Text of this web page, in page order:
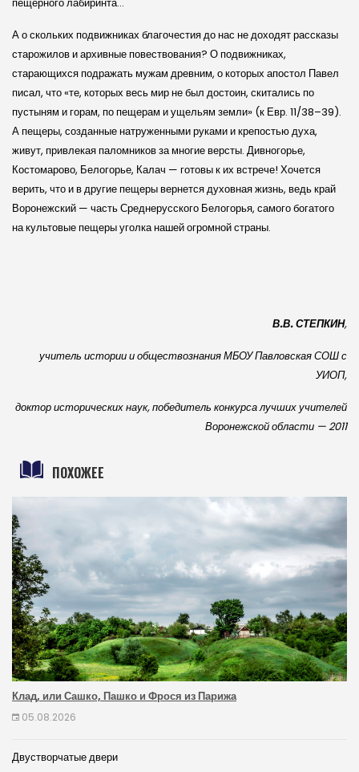
А о скольких подвижниках благочестия до нас не доходят рассказы
старожилов и архивные повествования? О подвижниках,
старающихся подражать мужам древним, о которых апостол Павел
писал, что «те, которых весь мир не был достоин, скитались по
пустыням и горам, по пещерам и ущельям земли» (к Евр. 11/38–39).
А пещеры, созданные натруженными руками и крепостью духа,
живут, привлекая паломников за многие версты. Дивногорье,
Костомарово, Белогорье, Калач — готовы к их встрече! Хочется
верить, что и в другие пещеры вернется духовная жизнь, ведь край
Воронежский — часть Среднерусского Белогорья, самого богатого
на культовые пещеры уголка нашей огромной страны.
В.В. СТЕПКИН,
учитель истории и обществознания МБОУ Павловская СОШ с
УИОП,
доктор исторических наук, победитель конкурса лучших учителей
Воронежской области — 2011
ПОХОЖЕЕ
Клад, или Сашко, Пашко и Фрося из Парижа
05.08.2026
Двустворчатые двери